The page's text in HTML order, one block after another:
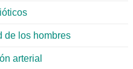
de los hombres
arterial